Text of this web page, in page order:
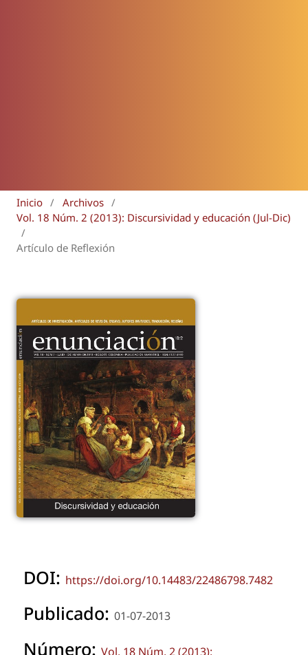
Inicio / Archivos /
Vol. 18 Núm. 2 (2013): Discursividad y educación (Jul-Dic)
/
Artículo de Reflexión
DOI: https://doi.org/10.14483/22486798.7482
Publicado: 01-07-2013
Número: Vol. 18 Núm. 2 (2013):